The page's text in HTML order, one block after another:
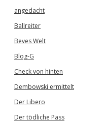
angedacht
Ballreiter
Beves Welt
Blog-G
Check von hinten
Dembowski ermittelt
Der Libero
Der tödliche Pass